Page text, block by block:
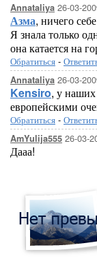
Annataliya 26-03-
Азма, ничего
Я знала только
она катается на
Обратиться -
Annataliya 26-03-
Kensiro, у наших
европейскими
Обратиться -
AmYulija555 26-03-
Дааа!